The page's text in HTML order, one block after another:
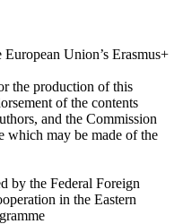
Union’s Erasmus+
the production of this
of the contents
and the Commission
which may be made of the
by the Federal Foreign
in the Eastern